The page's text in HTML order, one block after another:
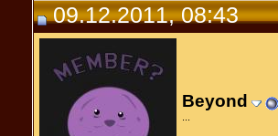
09.12.2011, 08:43
Beyond